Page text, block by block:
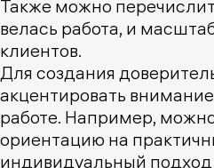
Также можно
велась работа, и
клиентов.
Для создания
акцентировать
работе. Например,
ориентацию на
индивидуальный